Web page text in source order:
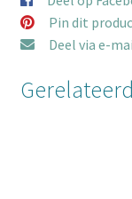
Pin dit
Deel via e-